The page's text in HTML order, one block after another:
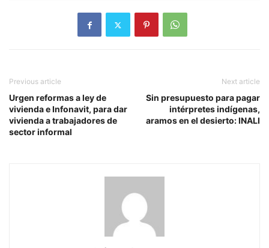
Previous article
Urgen reformas a ley de
vivienda e Infonavit, para dar
vivienda a trabajadores de
sector informal
Next article
Sin presupuesto para pagar
intérpretes indígenas,
aramos en el desierto: INALI